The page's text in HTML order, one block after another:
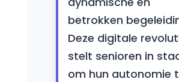
betrokken
Deze digitale
stelt senioren in
om hun autonomie